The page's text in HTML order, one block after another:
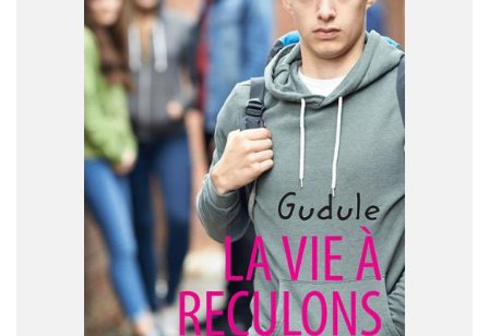
FORMAT
Flergangsbog
9788723512390